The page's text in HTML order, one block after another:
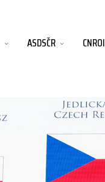
ASDSČR CNROI